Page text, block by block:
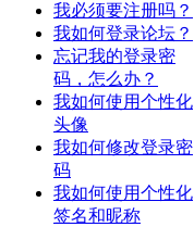
我必须要注册吗？
我如何登录论坛？
忘记我的登录密
码，怎么办？
我如何使用个性化
头像
我如何修改登录密
码
我如何使用个性化
签名和昵称